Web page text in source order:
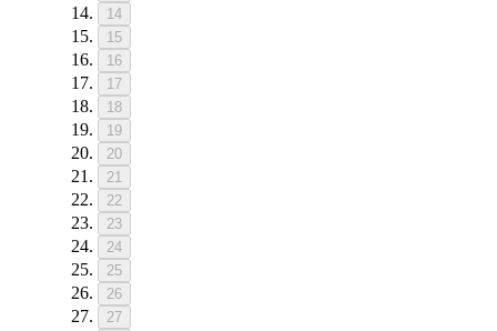
14
15
16
17
18
19
20
21
22
23
24
25
26
27